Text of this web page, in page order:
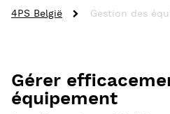
4PS België Gestion des
Gérer
équipement